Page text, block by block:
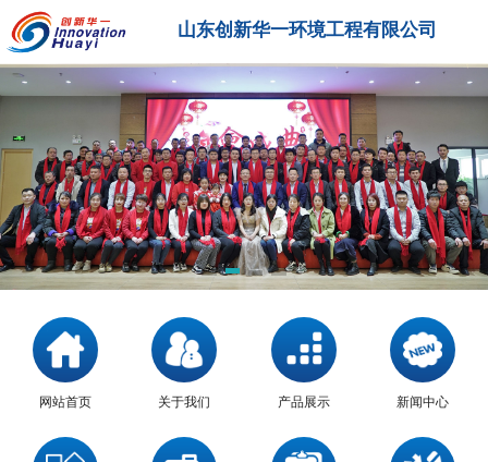
山东创新华一环境工程有限公司
网站首页 关于我们 产品展示 新闻中心